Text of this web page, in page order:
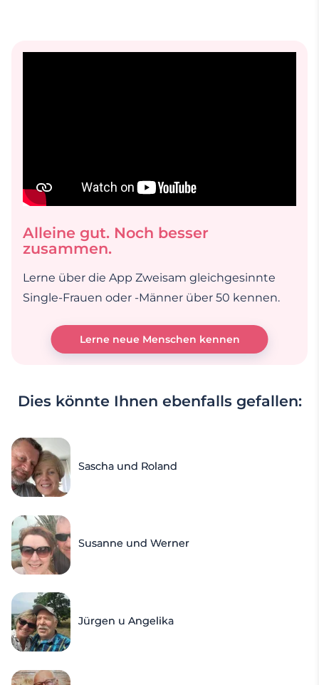
Alleine gut. Noch besser
zusammen.
Lerne über die App Zweisam gleichgesinnte
Single-Frauen oder -Männer über 50 kennen.
Lerne neue Menschen kennen
Dies könnte Ihnen ebenfalls gefallen:
Sascha und Roland
Susanne und Werner
Jürgen u Angelika